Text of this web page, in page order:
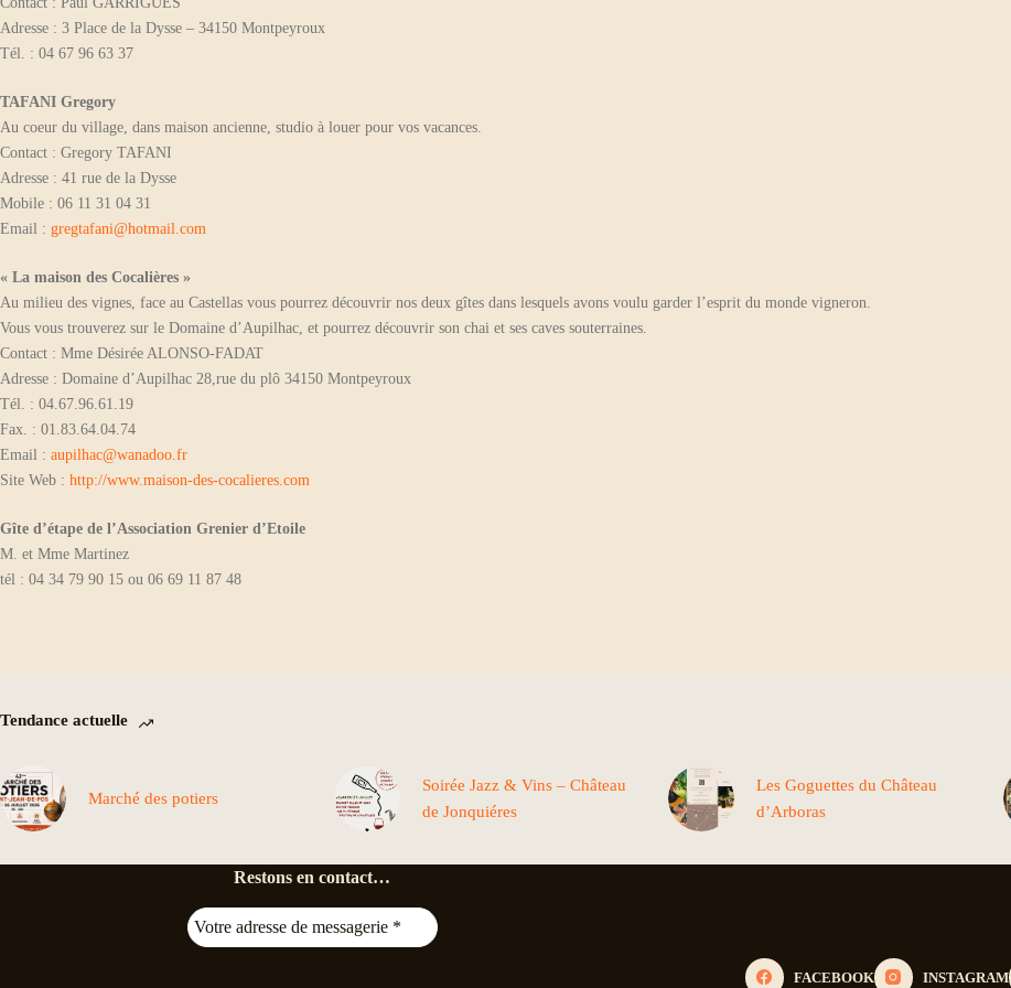
Adresse : 3 Place de la Dysse – 34150 Montpeyroux
Tél. : 04 67 96 63 37
TAFANI Gregory
Au coeur du village, dans maison ancienne, studio à louer pour vos vacances.
Contact : Gregory TAFANI
Adresse : 41 rue de la Dysse
Mobile : 06 11 31 04 31
Email : gregtafani@hotmail.com
« La maison des Cocalières »
Au milieu des vignes, face au Castellas vous pourrez découvrir nos deux gîtes dans lesquels avons voulu garder l’esprit du monde vigneron.
Vous vous trouverez sur le Domaine d’Aupilhac, et pourrez découvrir son chai et ses caves souterraines.
Contact : Mme Désirée ALONSO-FADAT
Adresse : Domaine d’Aupilhac 28,rue du plô 34150 Montpeyroux
Tél. : 04.67.96.61.19
Fax. : 01.83.64.04.74
Email : aupilhac@wanadoo.fr
Site Web : http://www.maison-des-cocalieres.com
Gîte d’étape de l’Association Grenier d’Etoile
M. et Mme Martinez
tél : 04 34 79 90 15 ou 06 69 11 87 48
Tendance actuelle
Marché des potiers
Soirée Jazz & Vins – Château
de Jonquiéres
Les Goguettes du Château
d’Arboras
Restons en contact…
FACEBOOK INSTAGRAM